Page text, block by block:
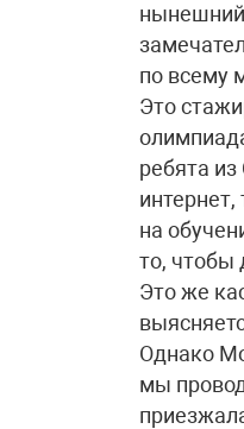
нынешний
по всему
Это
ребята
на
то, чтобы
Это же
Однако
мы